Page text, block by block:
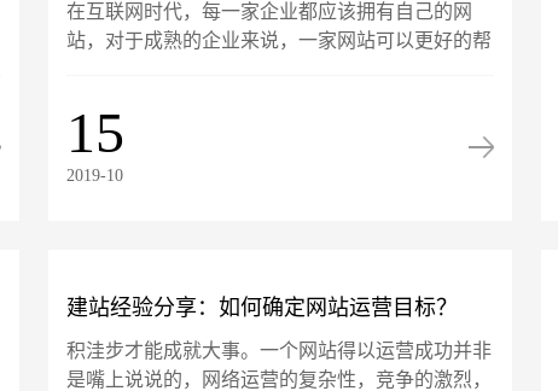
公司一飞冲天
在互联网时代，每一家企业都应该拥有自己的网
站，对于成熟的企业来说，一家网站可以更好的帮
初创公司在最短的时间内......
15
2019-10
建站经验分享：如何确定网站运营目标？
积洼步才能成就大事。一个网站得以运营成功并非
是嘴上说说的，网络运营的复杂性，竞争的激烈，